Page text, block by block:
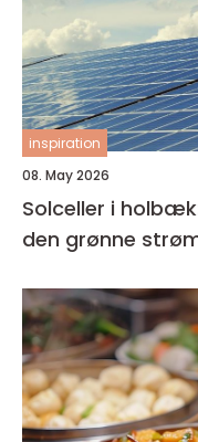
inspiration
08. May 2026
Solceller i
den grønne